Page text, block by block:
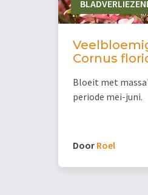
Cornus
Bloeit met
periode mei-juni.
Door Roel